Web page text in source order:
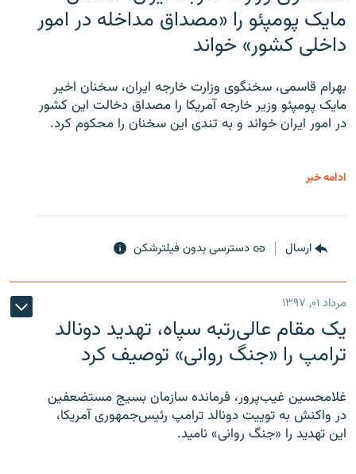
مایک پومپئو را «مصداق مداخله در امور
داخلی کشور» خواند
بهرام قاسمی، سخنگوی وزارت خارجه ایران، سخنان اخیر
مایک پومپئو وزیر خارجه آمریکا را مصداق دخالت این کشور
در امور ایران خواند و به تندی این سخنان را محکوم کرد.
ادامه خبر
ارسال دسترسی بدون فیلترشکن
مرداد ۰۱, ۱۳۹۷
یک مقام عالی‌رتبه سپاه، تهدید دونالد
ترامپ را «جنگ روانی» توصیف کرد
غلامحسین غیب‌پرور، فرمانده سازمان بسیج مستضعفین
در واکنش به توییت دونالد ترامپ رئیس‌جمهوری آمریکا،
این تهدید را «جنگ روانی» نامید.